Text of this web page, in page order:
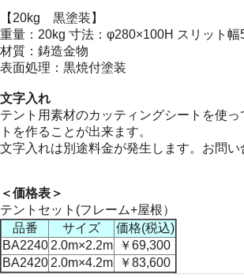
【20kg 黒塗装】
重量：20kg 寸法：φ280×100H スリット幅
材質：鋳造金物
表面処理：黒焼付塗装
文字入れ
テント用素材のカッティングシートを使
トを作ることが出来ます。
文字入れは別途料金が発生します。お問い
＜価格表＞
テントセット(フレーム+屋根）
品番
サイズ
価格(税込)
BA2240 2.0m×2.2m
￥69,300
BA2420 2.0m×4.2m ￥83,600